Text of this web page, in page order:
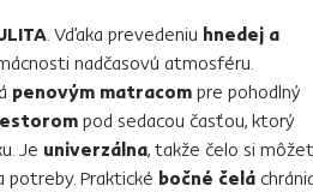
. Vďaka prevedeniu hnedej a
nadčasovú atmosféru.
penovým matracom pre pohodlný
pod sedacou časťou, ktorý
Je univerzálna, takže čelo si
Praktické bočné čelá